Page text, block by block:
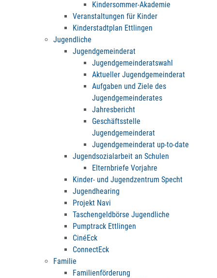
Kindersommer-Akademie
Veranstaltungen für Kinder
Kinderstadtplan Ettlingen
Jugendliche
Jugendgemeinderat
Jugendgemeinderatswahl
Aktueller Jugendgemeinderat
Aufgaben und Ziele des
Jugendgemeinderates
Jahresbericht
Geschäftsstelle
Jugendgemeinderat
Jugendgemeinderat up-to-date
Jugendsozialarbeit an Schulen
Elternbriefe Vorjahre
Kinder- und Jugendzentrum Specht
Jugendhearing
Projekt Navi
Taschengeldbörse Jugendliche
Pumptrack Ettlingen
CinéEck
ConnectEck
Familie
Familienförderung